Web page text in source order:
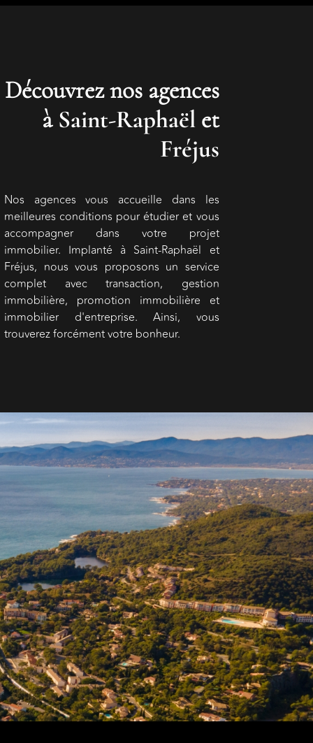
Découvrez nos agences
à Saint-Raphaëlet
Fréjus
Nos agences vous accueille dans les
meilleures conditions pour étudier et vous
accompagner dans votre projet
immobilier. Implanté à Saint-Raphaël et
Fréjus, nous vous proposons un service
complet avec transaction, gestion
immobilière, promotion immobilière et
immobilier d'entreprise. Ainsi, vous
trouverez forcément votre bonheur.